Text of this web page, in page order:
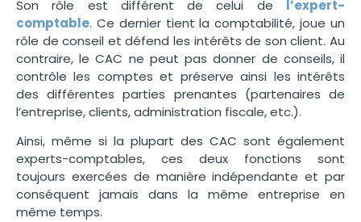
Son rôle est différent de celui de l’expert-
comptable. Ce dernier tient la comptabilité, joue un
rôle de conseil et défend les intérêts de son client. Au
contraire, le CAC ne peut pas donner de conseils, il
contrôle les comptes et préserve ainsi les intérêts
des différentes parties prenantes (partenaires de
l’entreprise, clients, administration fiscale, etc.).
Ainsi, même si la plupart des CAC sont également
experts-comptables, ces deux fonctions sont
toujours exercées de manière indépendante et par
conséquent jamais dans la même entreprise en
même temps.